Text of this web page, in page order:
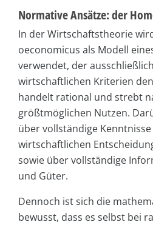
Normative Ansätze: der
In der Wirtschaftstheorie
oeconomicus als Modell
verwendet, der
wirtschaftlichen Kriterien
handelt rational und strebt
größtmöglichen Nutzen.
über vollständige
wirtschaftlichen
sowie über vollständige
und Güter.
Dennoch ist sich die
bewusst, dass es selbst bei